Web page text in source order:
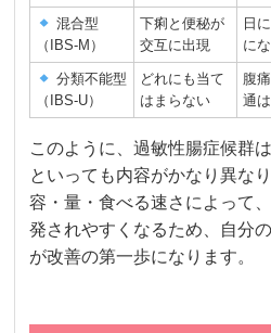
混合型
（IBS-M）
下痢と便秘が
交互に出現
日
に
分類不能型
（IBS-U）
どれにも当て
はまらない
腹
通
このように、過敏性腸症候群
といっても内容がかなり異な
容・量・食べる速さによって
発されやすくなるため、自分
が改善の第一歩になります。